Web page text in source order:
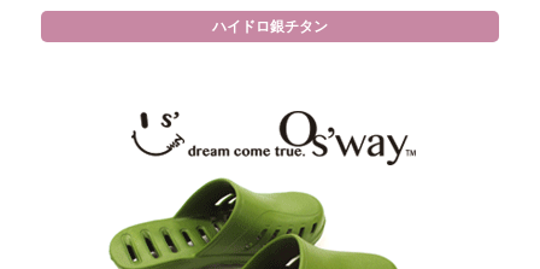
ハイドロ銀チタン